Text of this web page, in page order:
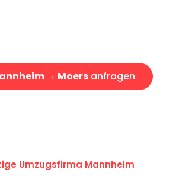
→ Moersanfragen
Umzugsfirma Mannheim